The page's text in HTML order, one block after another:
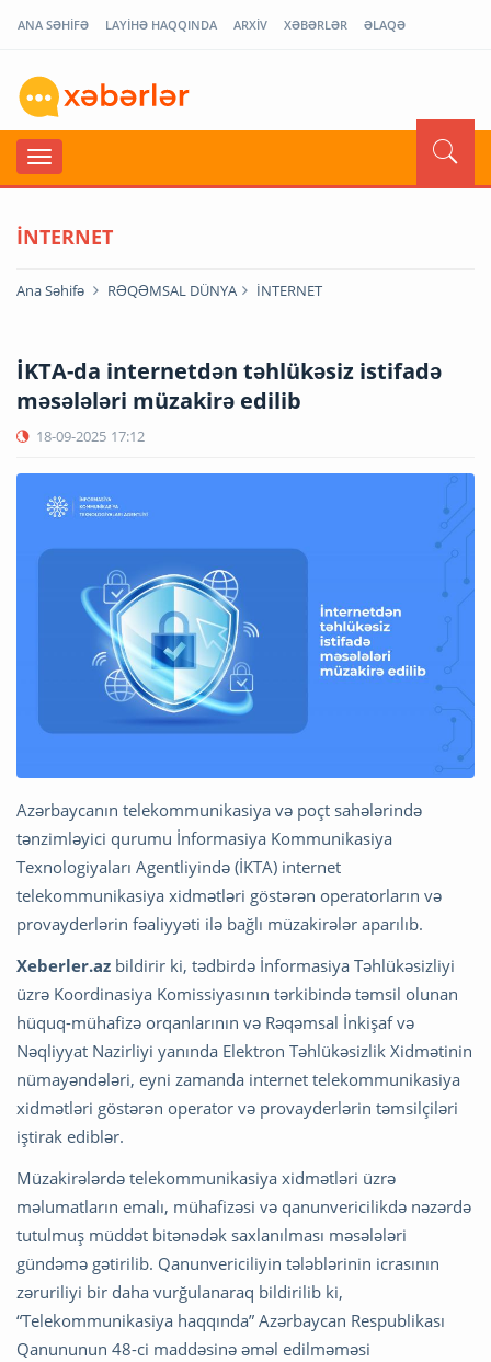
ANA SƏHİFƏ LAYİHƏ HAQQINDA ARXİV XƏBƏRLƏR ƏLAQƏ
İNTERNET
Ana Səhifə RƏQƏMSAL DÜNYA İNTERNET
İKTA-da internetdən təhlükəsiz istifadə
məsələləri müzakirə edilib
18-09-2025 17:12
Azərbaycanın telekommunikasiya və poçt sahələrində
tənzimləyici qurumu İnformasiya Kommunikasiya
Texnologiyaları Agentliyində (İKTA) internet
telekommunikasiya xidmətləri göstərən operatorların və
provayderlərin fəaliyyəti ilə bağlı müzakirələr aparılıb.
Xeberler.az bildirir ki, tədbirdə İnformasiya Təhlükəsizliyi
üzrə Koordinasiya Komissiyasının tərkibində təmsil olunan
hüquq-mühafizə orqanlarının və Rəqəmsal İnkişaf və
Nəqliyyat Nazirliyi yanında Elektron Təhlükəsizlik Xidmətinin
nümayəndələri, eyni zamanda internet telekommunikasiya
xidmətləri göstərən operator və provayderlərin təmsilçiləri
iştirak ediblər.
Müzakirələrdə telekommunikasiya xidmətləri üzrə
məlumatların emalı, mühafizəsi və qanunvericilikdə nəzərdə
tutulmuş müddət bitənədək saxlanılması məsələləri
gündəmə gətirilib. Qanunvericiliyin tələblərinin icrasının
zəruriliyi bir daha vurğulanaraq bildirilib ki,
“Telekommunikasiya haqqında” Azərbaycan Respublikası
Qanununun 48-ci maddəsinə əməl edilməməsi